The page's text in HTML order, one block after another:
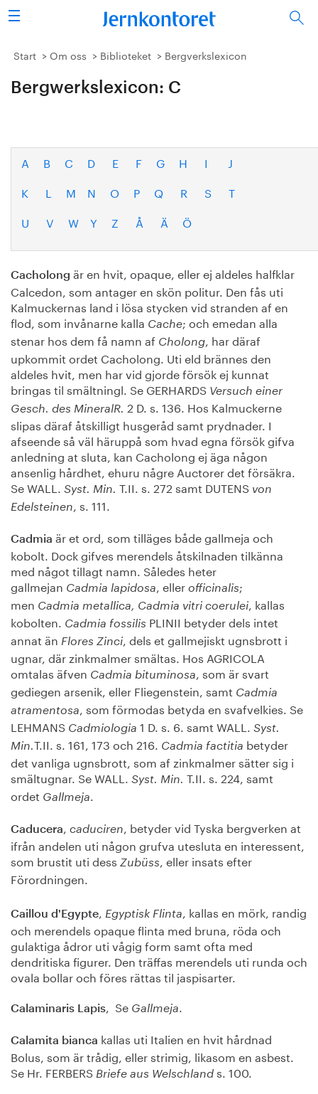
Sök
Stålindustrin
Vision 2050
Energi/miljö
Vi tycker
Publicerat
Bildbank
Om oss
Start Om oss Biblioteket Bergverkslexicon
Bergwerkslexicon: C
A B C D E F G H I
J
K
L M N O P Q R S
T
U
V W Y Z Å Ä Ö
Cacholong är en hvit, opaque, eller ej aldeles halfklar
Calcedon, som antager en skön politur. Den fås uti
Kalmuckernas land i lösa stycken vid stranden af en
flod, som invånarne kalla Cache; och emedan alla
stenar hos dem få namn af Cholong, har däraf
upkommit ordet Cacholong. Uti eld brännes den
aldeles hvit, men har vid gjorde försök ej kunnat
bringas til smältningl. Se GERHARDS Versuch einer
Gesch. des MineralR. 2 D. s. 136. Hos Kalmuckerne
slipas däraf åtskilligt husgeråd samt prydnader. I
afseende så väl häruppå som hvad egna försök gifva
anledning at sluta, kan Cacholong ej äga någon
ansenlig hårdhet, ehuru någre Auctorer det försäkra.
Se WALL. Syst. Min. T.II. s. 272 samt DUTENS von
Edelsteinen, s. 111.
Cadmia är et ord, som tilläges både gallmeja och
kobolt. Dock gifves merendels åtskilnaden tilkänna
med något tillagt namn. Således heter
gallmejan Cadmia lapidosa, eller officinalis;
men Cadmia metallica, Cadmia vitri coerulei, kallas
kobolten. Cadmia fossilis PLINII betyder dels intet
annat än Flores Zinci, dels et gallmejiskt ugnsbrott i
ugnar, där zinkmalmer smältas. Hos AGRICOLA
omtalas äfven Cadmia bituminosa, som är svart
gediegen arsenik, eller Fliegenstein, samt Cadmia
atramentosa, som förmodas betyda en svafvelkies. Se
LEHMANS Cadmiologia 1 D. s. 6. samt WALL. Syst.
Min.T.II. s. 161, 173 och 216. Cadmia factitia betyder
det vanliga ugnsbrott, som af zinkmalmer sätter sig i
smältugnar. Se WALL. Syst. Min. T.II. s. 224, samt
ordet Gallmeja.
Caducera, caduciren, betyder vid Tyska bergverken at
ifrån andelen uti någon grufva utesluta en interessent,
som brustit uti dess Zubüss, eller insats efter
Förordningen.
Caillou d'Egypte, Egyptisk Flinta, kallas en mörk, randig
och merendels opaque flinta med bruna, röda och
gulaktiga ådror uti vågig form samt ofta med
dendritiska figurer. Den träffas merendels uti runda och
ovala bollar och föres rättas til jaspisarter.
Calaminaris Lapis, Se Gallmeja.
Calamita bianca kallas uti Italien en hvit hårdnad
Bolus, som är trådig, eller strimig, likasom en asbest.
Se Hr. FERBERS Briefe aus Welschland s. 100.